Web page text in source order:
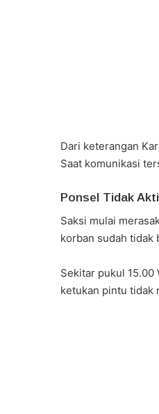
Dari keterangan
Saat komunikasi
Ponsel Tidak
Saksi mulai
korban sudah tidak
Sekitar pukul 15.00
ketukan pintu tidak